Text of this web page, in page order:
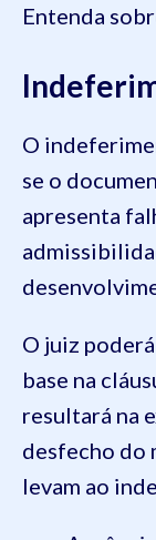
Entenda
O
se o
apresenta
O juiz
base na
resultará na
desfecho do
levam ao